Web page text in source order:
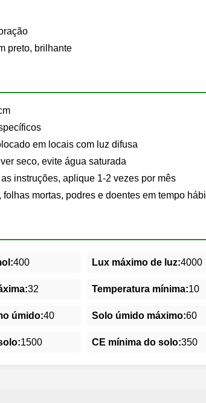
preto, brilhante
em locais com luz difusa
seco, evite água saturada
instruções, aplique 1-2 vezes por mês
mortas, podres e doentes em tempo hábil
400 Lux máximo de luz:4000
32 Temperatura mínima:10
úmido:40 Solo úmido máximo:60
1500 CE mínima do solo:350